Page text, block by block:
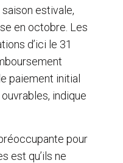
estivale,
en octobre. Les
d’ici le 31
paiement initial
indique
pour
est qu’ils ne